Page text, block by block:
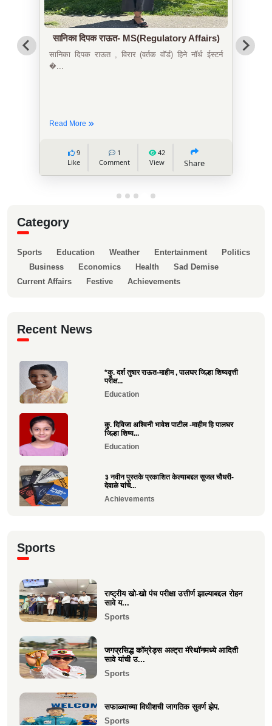
सानिका दिपक राऊत- MS(Regulatory Affairs)
सानिका दिपक राऊत , विरार (वर्तक वॉर्ड) हिने नॉर्थ ईस्टर्न
�...
Read More
9
Like
1
Comment
42
View
Share
Category
Sports Education Weather Entertainment
Politics
Business
Economics Health
Sad Demise
Current Affairs
Festive Achievements
Recent News
*कु. दर्श तुषार राऊत-माहीम , पालघर जिल्हा शिष्यवृत्ती
परीक्ष...
Education
कु. दिविजा अश्विनी भावेश पाटील -माहीम हि पालघर
जिल्हा शिष्य...
Education
३ नवीन पुस्तके प्रकाशित केल्याबद्दल सुजल चौधरी-
देवाळे यांचे...
Achievements
रत...
Achievements
Politics
Education
Sports
राष्ट्रीय खो-खो पंच परीक्षा उत्तीर्ण झाल्याबद्दल रोहन
सावे य...
Sports
जगप्रसिद्ध कॉम्रेड्स अल्ट्रा मॅरेथॉनमध्ये आदिती
सावे यांची उ...
Sports
सफाळ्याच्या विधीशची जागतिक सुवर्ण झेप.
Sports